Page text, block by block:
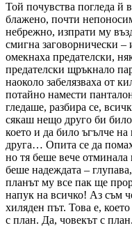
Той почувства погледа й
блажено, почти
небрежно, изпрати му
смигна заговорнически –
омекнаха предателски,
предателски щръкнало
наоколо забелязваха от
потайно намести
гледаше, разбира се,
сякаш нещо друго би
което и да било ъгълче на
друга… Опита се да
но тя беше вече отминала
беше надеждата –
планът му все пак ще
напук на всичко! Аз съм
хиляден път. Това е,
с план. Да, човекът с план.